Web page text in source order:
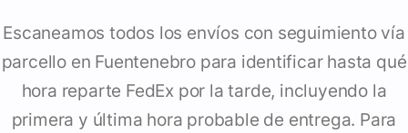
Escaneamos todos los envíos con seguimiento vía
parcello en Fuentenebro para identificar hasta qué
hora reparte FedEx por la tarde, incluyendo la
primera y última hora probable de entrega. Para